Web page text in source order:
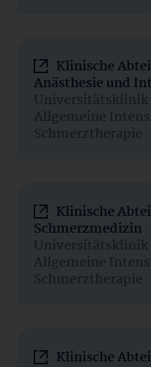
Klinische
Anästhesie und
Universitätsklinik
Allgemeine
Schmerztherapie
Klinische
Schmerzmedizin
Universitätsklinik
Allgemeine
Schmerztherapie
Klinische